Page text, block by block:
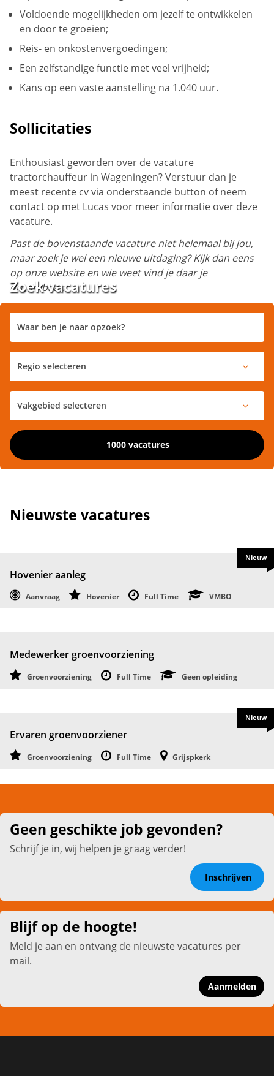
Voldoende mogelijkheden om jezelf te ontwikkelen
en door te groeien;
Reis- en onkostenvergoedingen;
Een zelfstandige functie met veel vrijheid;
Kans op een vaste aanstelling na 1.040 uur.
Sollicitaties
Enthousiast geworden over de vacature
tractorchauffeur in Wageningen? Verstuur dan je
meest recente cv via onderstaande button of neem
contact op met Lucas voor meer informatie over deze
vacature.
Past de bovenstaande vacature niet helemaal bij jou,
maar zoek je wel een nieuwe uitdaging? Kijk dan eens
op onze website en wie weet vind je daar je
droombaan!
Zoek vacatures
1000 vacatures
Nieuwste vacatures
Hovenier aanleg
Aanvraag Hovenier Full Time VMBO
Nieuw
Medewerker groenvoorziening
Groenvoorziening Full Time Geen opleiding
Ervaren groenvoorziener
Groenvoorziening Full Time Grijspkerk
Nieuw
Geen geschikte job gevonden?
Schrijf je in, wij helpen je graag verder!
Inschrijven
Blijf op de hoogte!
Meld je aan en ontvang de nieuwste vacatures per
mail.
Aanmelden